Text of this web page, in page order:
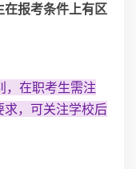
在报考条件上有区
，在职考生需注
求，可关注学校后